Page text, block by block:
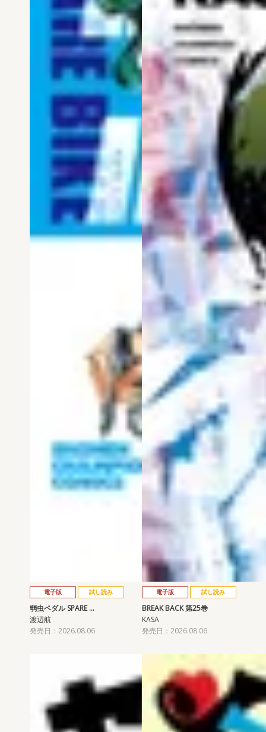
電子版 試し読み
弱虫ペダル SPARE …
渡辺航
発売日：2026.08.06
電子版 試し読み
BREAK BACK 第25巻
KASA
発売日：2026.08.06